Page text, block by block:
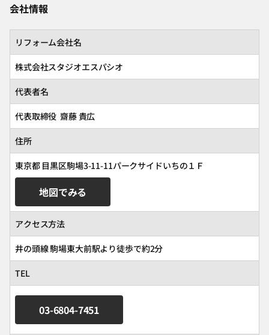
会社情報
リフォーム会社名
株式会社スタジオエスパシオ
代表者名
代表取締役 齋藤 貴広
住所
東京都 目黒区駒場3-11-11パークサイドいちの１Ｆ
地図でみる
アクセス方法
井の頭線 駒場東大前駅より徒歩で約2分
TEL
03-6804-7451